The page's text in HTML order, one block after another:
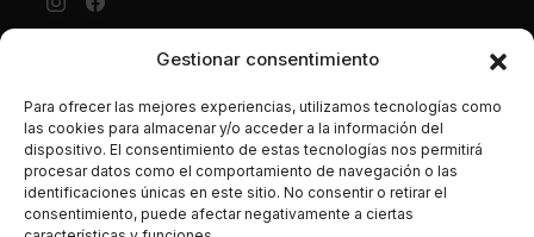
Gestionar consentimiento
Para ofrecer las mejores experiencias, utilizamos tecnologías como
las cookies para almacenar y/o acceder a la información del
dispositivo. El consentimiento de estas tecnologías nos permitirá
procesar datos como el comportamiento de navegación o las
identificaciones únicas en este sitio. No consentir o retirar el
consentimiento, puede afectar negativamente a ciertas
Política de privacidad·Política de cookies ·
precios
LUJONYC S.L., C. Potosí, N-2, Centro Comercial La
Maquinista, Local C-4, 08030, Barcelona España. CIF B-
62786496. Los datos de las tarjetas de crédito se